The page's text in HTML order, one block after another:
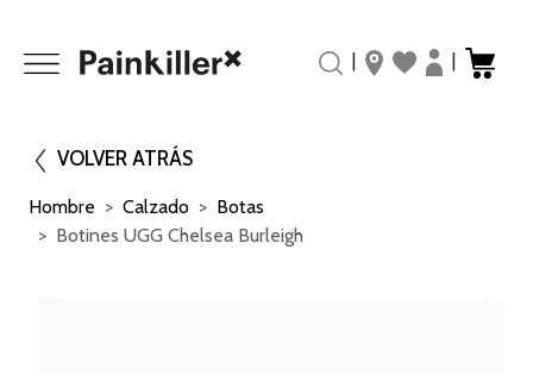
VOLVER ATRÁS
Hombre Calzado
Botas
Botines UGG Chelsea Burleigh